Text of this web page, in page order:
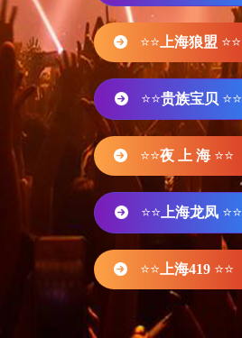
⭐⭐ 上海狼盟 ⭐⭐
⭐⭐贵族宝贝 ⭐⭐
⭐⭐夜 上 海 ⭐⭐
⭐⭐ 上海龙凤 ⭐⭐
⭐⭐ 上海419 ⭐⭐